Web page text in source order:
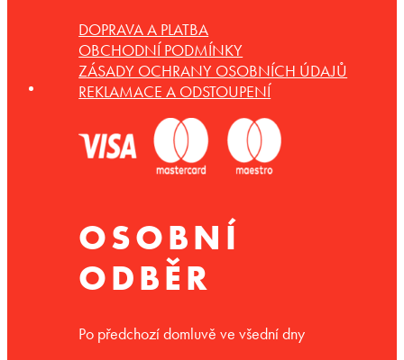
DOPRAVA A PLATBA
OBCHODNÍ PODMÍNKY
ZÁSADY OCHRANY OSOBNÍCH ÚDAJŮ
REKLAMACE A ODSTOUPENÍ
OSOBNÍ
ODBĚR
Po předchozí domluvě ve všední dny